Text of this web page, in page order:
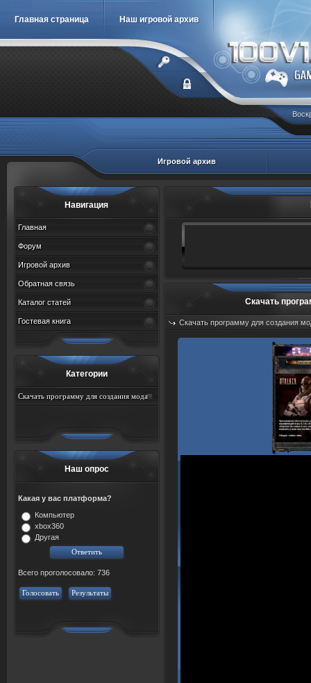
Главная страница Наш игровой архив
Игровой архив
Навигация
Главная
Форум
Игровой архив
Обратная связь
Каталог статей
Гостевая книга
Категории
Скачать программу для создания мода
Наш опрос
Какая у вас платформа?
Компьютер
xbox360
Другая
Всего проголосовало: 736
Голосовать Результаты
Скачать
Скачать программу для создания
Добавил:sah767 Дата: 09.08.2026